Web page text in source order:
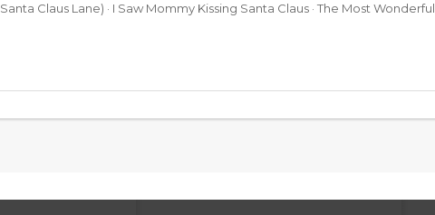
Claus Lane) · I Saw Mommy Kissing Santa Claus · The Most Wonderful